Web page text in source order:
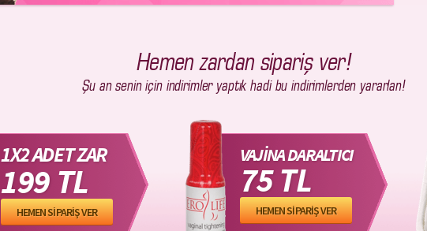
Hemen zardan sipariş ver!
Şu an senin için indirimler yaptık hadi bu indirimlerden yararlan!
1X2 ADET ZAR
199 TL
HEMEN SİPARİŞ VER
VAJİNA DARALTICI
75 TL
HEMEN SİPARİŞ VER